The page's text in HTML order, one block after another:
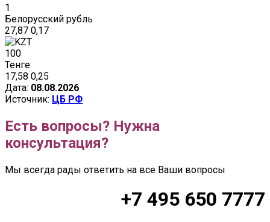
1
Белорусский рубль
27,87 0,17
100
Тенге
17,58 0,25
Дата: 08.08.2026
Источник: ЦБ РФ
Есть вопросы? Нужна
консультация?
Мы всегда рады ответить на все Ваши вопросы
+7 495 650 7777